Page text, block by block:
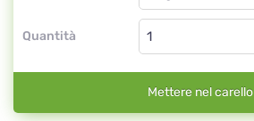
Quantità
Mettere nel carello